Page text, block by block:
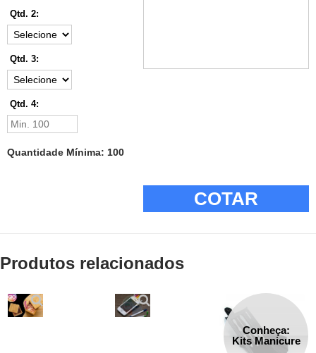
Qtd. 2:
Qtd. 3:
Qtd. 4:
Quantidade Mínima: 100
COTAR
Produtos relacionados
Conheça:
Kits Manicure